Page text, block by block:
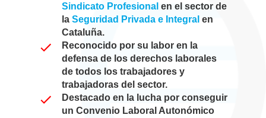
Sindicato Profesional en el sector de
la Seguridad Privada e Integral en
Cataluña.
Reconocido por su labor en la
defensa de los derechos laborales
de todos los trabajadores y
trabajadoras del sector.
Destacado en la lucha por conseguir
un Convenio Laboral Autonómico